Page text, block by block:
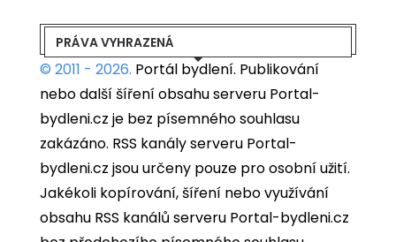
PRÁVA VYHRAZENÁ
© 2011 - 2026. Portál bydlení. Publikování
nebo další šíření obsahu serveru Portal-
bydleni.cz je bez písemného souhlasu
zakázáno. RSS kanály serveru Portal-
bydleni.cz jsou určeny pouze pro osobní užití.
Jakékoli kopírování, šíření nebo využívání
obsahu RSS kanálů serveru Portal-bydleni.cz